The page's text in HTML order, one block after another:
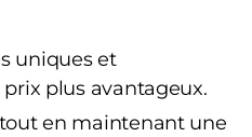
uniques et
plus avantageux.
en maintenant une